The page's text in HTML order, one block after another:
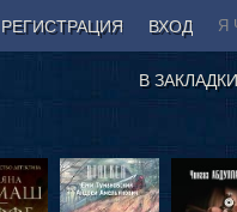
РЕГИСТРАЦИЯ ВХОД Я
В